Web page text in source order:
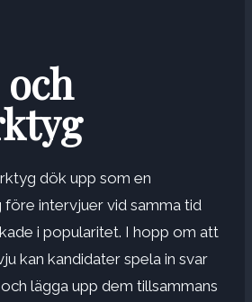
dök upp som en
före intervjuer vid samma tid
i popularitet. I hopp om att
kan kandidater spela in svar
lägga upp dem tillsammans